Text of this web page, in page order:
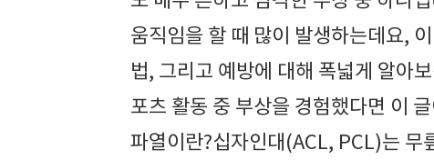
움직임을 할 때 많이 발생하는데요,
법, 그리고 예방에 대해 폭넓게 알아
포츠 활동 중 부상을 경험했다면 이
파열이란?십자인대(ACL, PCL)는 무